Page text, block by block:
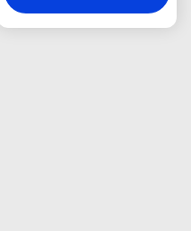
9mm del gancio della